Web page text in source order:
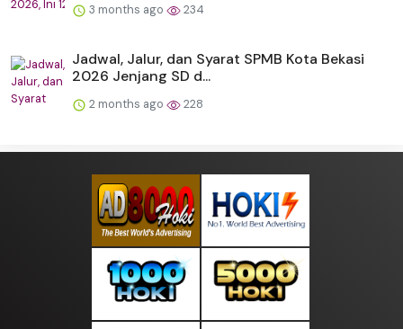
3 months ago 234
Jadwal, Jalur, dan Syarat SPMB Kota Bekasi
2026 Jenjang SD d...
2 months ago 228